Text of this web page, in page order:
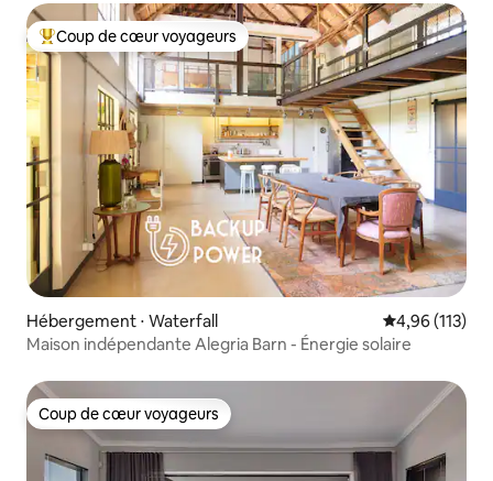
Coups de cœur voyageurs les plus appréciés
Coup de cœur voyageurs
Hébergement ⋅ Waterfall Évaluation
4,96 (113)
Maison indépendante Alegria Barn - Énergie solaire
Coup de cœur voyageurs
Coup de cœur voyageurs